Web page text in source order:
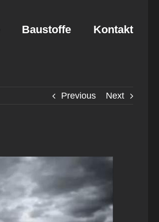
Baustoffe Kontakt
Previous Next